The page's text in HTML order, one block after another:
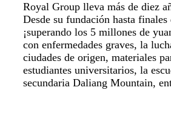
Royal Group lleva más de diez
Desde su fundación hasta
¡superando los 5 millones de
con enfermedades graves, la
ciudades de origen, materiales
estudiantes universitarios, la
secundaria Daliang Mountain,